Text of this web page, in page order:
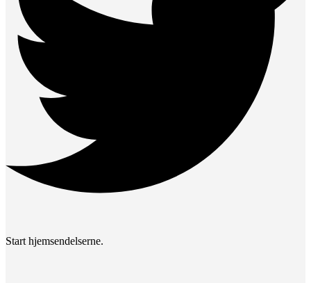
Start hjemsendelserne.